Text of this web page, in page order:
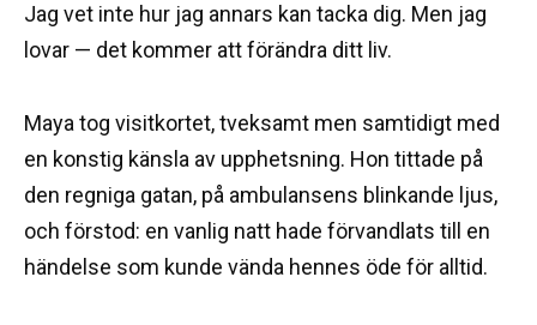
Jag vet inte hur jag annars kan tacka dig. Men jag
lovar — det kommer att förändra ditt liv.
Maya tog visitkortet, tveksamt men samtidigt med
en konstig känsla av upphetsning. Hon tittade på
den regniga gatan, på ambulansens blinkande ljus,
och förstod: en vanlig natt hade förvandlats till en
händelse som kunde vända hennes öde för alltid.